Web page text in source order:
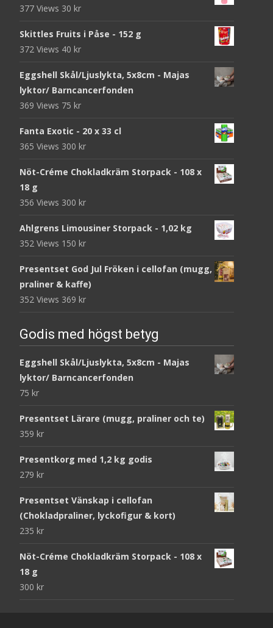
377 Views 30 kr
Skittles Fruits i Påse - 152 g
372 Views 40 kr
Eggshell Skål/Ljuslykta, 5x8cm - Majas
lyktor/ Barncancerfonden
369 Views 75 kr
Fanta Exotic - 20 x 33 cl
365 Views 300 kr
Nöt-Créme Chokladkräm Storpack - 108 x
18 g
356 Views 300 kr
Ahlgrens Limousiner Storpack - 1,02 kg
352 Views 150 kr
Presentset God Jul Fröken i cellofan (mugg,
praliner & kaffe)
352 Views 369 kr
Godis med högst betyg
Eggshell Skål/Ljuslykta, 5x8cm - Majas
lyktor/ Barncancerfonden
75 kr
Presentset Lärare (mugg, praliner och te)
359 kr
Presentkorg med 1,2 kg godis
279 kr
Presentset Vänskap i cellofan
(Chokladpraliner, lyckofigur & kort)
235 kr
Nöt-Créme Chokladkräm Storpack - 108 x
18 g
300 kr